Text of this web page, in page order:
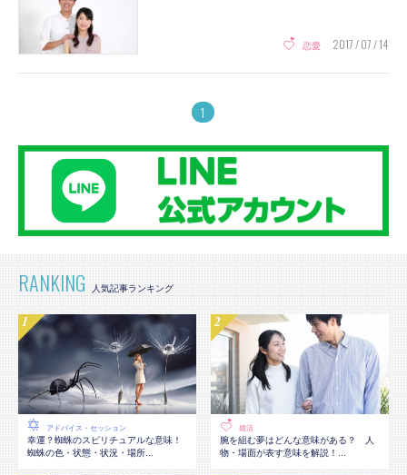
恋愛 2017 / 07 / 14
1
RANKING
アドバイス・セッション
幸運？蜘蛛のスピリチュアルな意味！
蜘蛛の色・状態・状況・場所...
婚活
腕を組む夢はどんな意味がある？ 人
物・場面が表す意味を解説！...